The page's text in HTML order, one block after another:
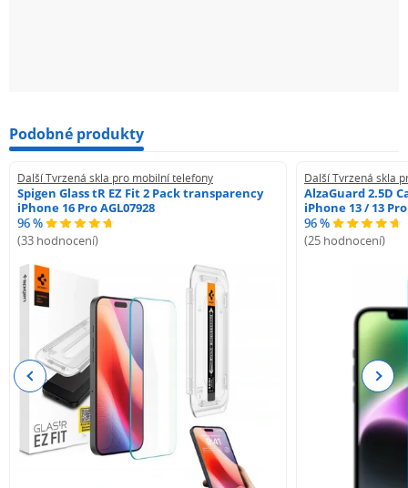
Podobné produkty
Další Tvrzená skla pro mobilní telefony
Spigen Glass tR EZ Fit 2 Pack transparency
iPhone 16 Pro AGL07928
96 %
(33 hodnocení)
Další Tvrzená skla
AlzaGuard 2.5D
iPhone 13 / 13 Pro
96 %
(25 hodnocení)
Previous Next